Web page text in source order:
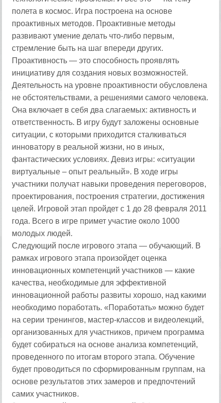
полета в космос. Игра построена на основе
проактивных методов. Проактивные методы
развивают умение делать что-либо первым,
стремление быть на шаг впереди других.
Проактивность — это способность проявлять
инициативу для создания новых возможностей.
Деятельность на уровне проактивности обусловлена
не обстоятельствами, а решениями самого человека.
Она включает в себя два слагаемых: активность и
ответственность. В игру будут заложены основные
ситуации, с которыми приходится сталкиваться
инноватору в реальной жизни, но в иных,
фантастических условиях. Девиз игры: «ситуации
виртуальные – опыт реальный». В ходе игры
участники получат навыки проведения переговоров,
проектирования, построения стратегии, достижения
целей. Игровой этап пройдет с 1 до 28 февраля 2011
года. Всего в игре примет участие около 1000
молодых людей.
Следующий после игрового этапа — обучающий. В
рамках игрового этапа произойдет оценка
инновационных компетенций участников — какие
качества, необходимые для эффективной
инновационной работы развиты хорошо, над какими
необходимо поработать. «Поработать» можно будет
на серии тренингов, мастер-классов и видеолекций,
организованных для участников, причем программа
будет собираться на основе анализа компетенций,
проведенного по итогам второго этапа. Обучение
будет проводиться по сформированным группам, на
основе результатов этих замеров и предпочтений
самих участников.